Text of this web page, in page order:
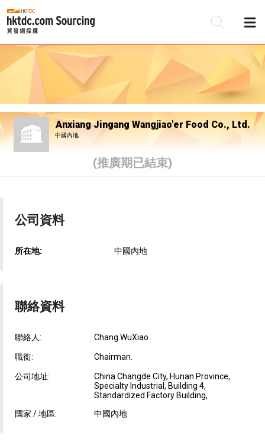
Anxiang Jingang Wangjiao'er Food Co., Ltd.
中國內地
(推廣期已結束)
公司資料
所在地: 中國內地
聯絡資料
聯絡人: Chang WuXiao
職銜: Chairman.
公司地址:
China Changde City, Hunan Province,
Specialty Industrial, Building 4,
Standardized Factory Building,
國家 / 地區:
中國內地